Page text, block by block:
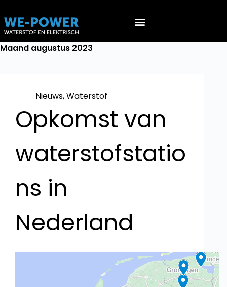
Maand augustus 2023
Nieuws,Waterstof
Opkomst van
waterstofstatio
ns in
Nederland